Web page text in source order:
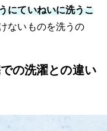
にていねいに洗うこ
ないものを洗うの
の洗濯との違い